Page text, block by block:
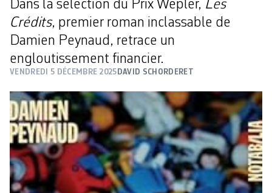
Dans la sélection du Prix Wepler, Les
Crédits, premier roman inclassable de
Damien Peynaud, retrace un
engloutissement financier.
VENDREDI 5 DÉCEMBRE 2025 DAVID SCHORDERET